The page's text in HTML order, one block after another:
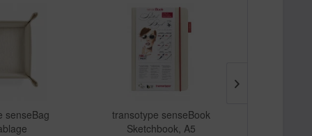
senseBag
transotype senseBook
Sketchbook, A5